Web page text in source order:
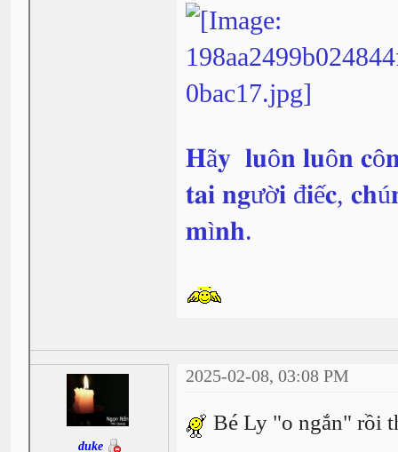
𝐇ã𝐲 𝐥𝐮ô𝐧 𝐥𝐮ô𝐧
𝐭𝐚𝐢 𝐧𝐠ườ𝐢 đ𝐢ế𝐜,
𝐦ì𝐧𝐡.
duke
2025-02-08, 03:08 PM
Bé Ly "o ngắn" rồi